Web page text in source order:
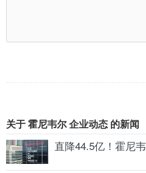
关于 霍尼韦尔 企业动态 的新闻
直降44.5亿！霍尼